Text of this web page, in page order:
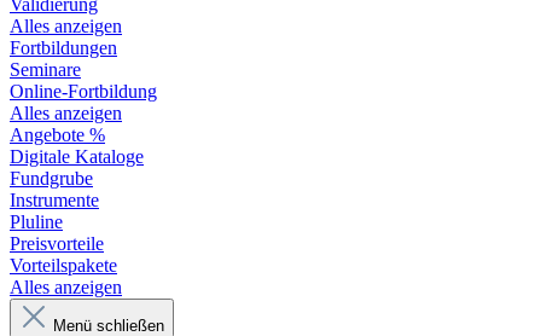
Validierung
Alles anzeigen
Fortbildungen
Seminare
Online-Fortbildung
Alles anzeigen
Angebote %
Digitale Kataloge
Fundgrube
Instrumente
Pluline
Preisvorteile
Vorteilspakete
Alles anzeigen
Menü schließen